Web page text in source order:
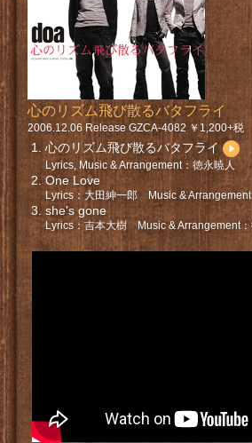
心のリズム飛び散るバタフライ
2006.12.06 Release GZCA-4082 ￥1,200+税
心のリズム飛び散るバタフライ
Lyrics, Music & Arrangement：徳永暁人
One Love
Lyrics：大田紳一郎 Music & Arrangement
she's gone
Lyrics：吉本大樹 Music & Arrangement：